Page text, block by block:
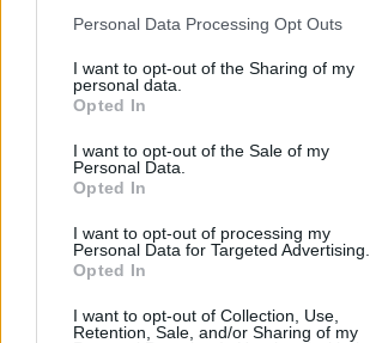
Personal Data Processing Opt Outs
I want to opt-out of the Sharing of my
personal data.
Opted In
I want to opt-out of the Sale of my
Personal Data.
Opted In
I want to opt-out of processing my
Personal Data for Targeted Advertising.
Opted In
I want to opt-out of Collection, Use,
Retention, Sale, and/or Sharing of my
Μοιράσου αυτό το άρθρο
Προηγούμενο